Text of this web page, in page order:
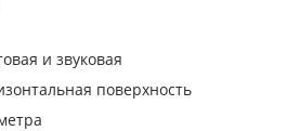
и звуковая
поверхность